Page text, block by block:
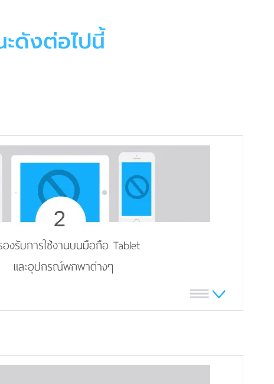
ะดังต่อไปนี้
องรับการใช้งานบนมือถือ Tablet
และอุปกรณ์พกพาต่างๆ